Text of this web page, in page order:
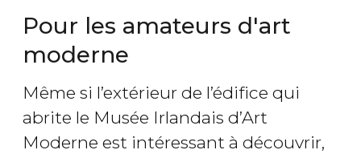
Pour les amateurs d'art
moderne
Même si l’extérieur de l’édifice qui
abrite le Musée Irlandais d’Art
Moderne est intéressant à découvrir,